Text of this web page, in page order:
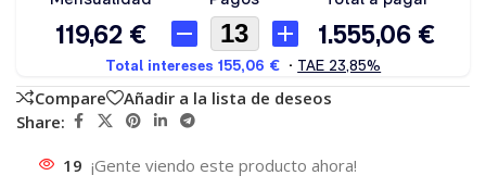
Compare
Añadir a la lista de deseos
Share:
19 ¡Gente viendo este producto ahora!